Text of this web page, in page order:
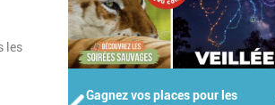
les
Gagnez votre Pass Famille pour le